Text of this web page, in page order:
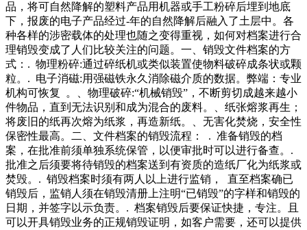
品，将可自然降解的塑料产品用机器或手工粉碎后埋到地底
下，报废的电子产品经过-年的自然降解后融入了土层中。各
种各样的涉密载体的处理也随之变得重视，如何对档案进行合
理销毁变成了人们比较关注的问题。一、销毁文件档案的方
式：. 物理粉碎:通过碎纸机或类似装置使物料破碎成条状或颗
粒。. 电子消磁:用强磁铁永久消除磁介质的数据。弊端：专业
机构可恢复 。、物理破碎:“机械销毁”，不断剪切成越来越小
件物品，直到无法识别和成为混合的废料。、纸张熔浆再生；
将废旧的纸再次熔为纸浆，再造新纸。、无害化焚烧，安全性
保密性最高。二、文件档案的销毁流程： . 准备销毁的档
案，在批准前须单独系统保管，以便审批时可以进行备查。.
批准之后须要将待销毁的档案送到有资质的造纸厂化为纸浆或
焚毁。. 销毁档案时须有两人以上进行监销， 直至档案确已
销毁后，监销人须在销毁清册上注明“已销毁”的字样和销毁的
日期，并签字以示负责。. 档案销毁后要保证快捷，专注。且
可以开具销毁业务的正规销毁证明，如客户需要，还可以提供